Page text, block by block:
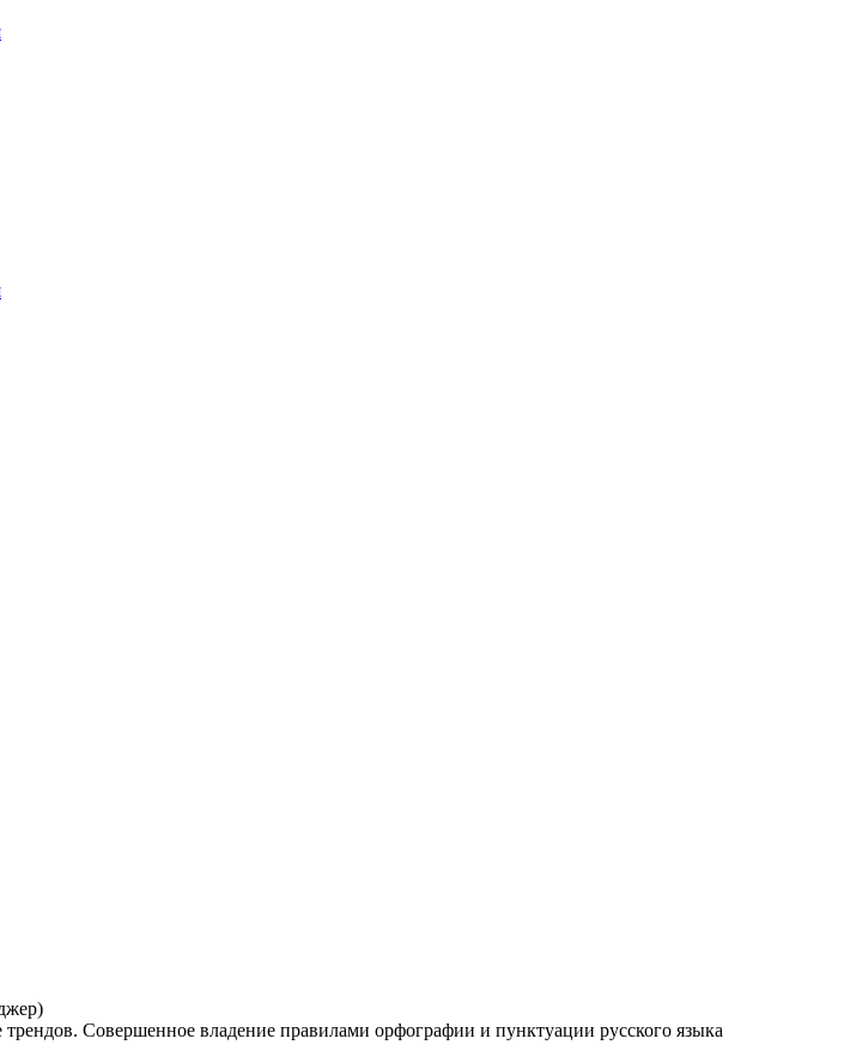
Совершенное владение правилами орфографии и пунктуации русского языка